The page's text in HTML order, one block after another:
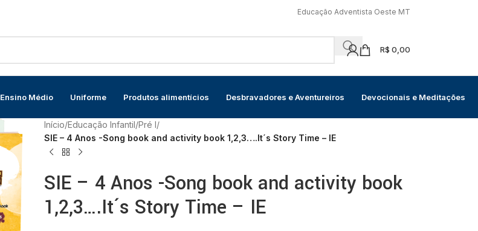
Educação Adventista Oeste MT
R$ 0,00
Ensino Médio Uniforme Produtos alimentícios Desbravadores e Aventureiros Devocionais e Meditações
Início/Educação Infantil/Pré I/
SIE – 4 Anos -Song book and activity book 1,2,3….It´s Story Time – IE
SIE – 4 Anos -Song book and activity book
1,2,3….It´s Story Time – IE